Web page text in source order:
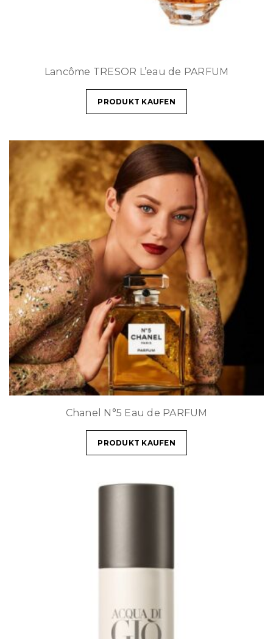
Lancôme TRESOR L’eau de PARFUM
PRODUKT KAUFEN
Chanel N°5 Eau de PARFUM
PRODUKT KAUFEN